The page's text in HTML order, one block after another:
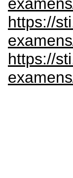
https://
https://